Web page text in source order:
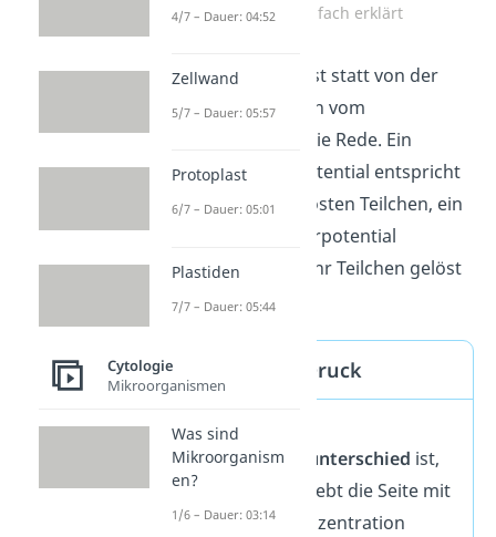
Osmose einfach erklärt
Übrigens:
Häufig ist statt von der
Konzentration auch vom
die Rede. Ein
höheres Wasserpotential entspricht
dabei weniger gelösten Teilchen, ein
niedrigeres Wasserpotential
bedeutet, dass mehr Teilchen gelöst
sind.
Osmotischer Druck
Je größer der
Konzentrationsunterschied ist,
umso stärker strebt die Seite mit
der höheren Konzentration
4/7 – Dauer: 04:52
Zellwand
5/7 – Dauer: 05:57
Protoplast
6/7 – Dauer: 05:01
Plastiden
7/7 – Dauer: 05:44
Cytologie
Mikroorganismen
Was sind
Mikroorganism
en?
1/6 – Dauer: 03:14